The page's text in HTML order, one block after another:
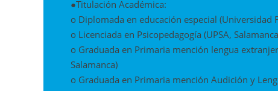
●Titulación Académica:
o Diplomada en educación especial (Universidad
o Licenciada en Psicopedagogía (UPSA,
o Graduada en Primaria mención lengua
Salamanca)
o Graduada en Primaria mención Audición y